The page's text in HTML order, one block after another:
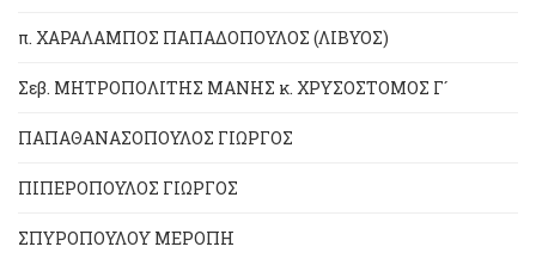
π. ΧΑΡΑΛΑΜΠΟΣ ΠΑΠΑΔΟΠΟΥΛΟΣ (ΛΙΒΥΟΣ)
Σεβ. ΜΗΤΡΟΠΟΛΙΤΗΣ ΜΑΝΗΣ κ. ΧΡΥΣΟΣΤΟΜΟΣ Γ´
ΠΑΠΑΘΑΝΑΣΟΠΟΥΛΟΣ ΓΙΩΡΓΟΣ
ΠΙΠΕΡΟΠΟΥΛΟΣ ΓΙΩΡΓΟΣ
ΣΠΥΡΟΠΟΥΛΟΥ ΜΕΡΟΠΗ